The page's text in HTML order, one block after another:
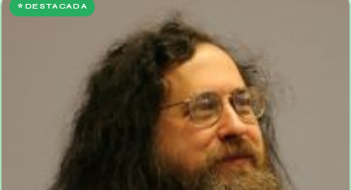
⭐ DESTACADA